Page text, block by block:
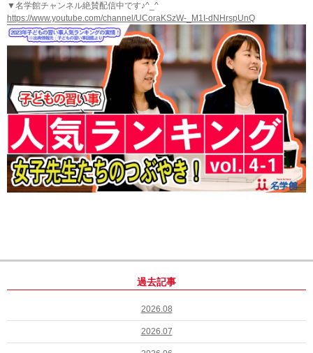
▼名学館チャンネル絶賛配信中です♪^_^
https://www.youtube.com/channel/UCoraKSzW-_M1I-dNHrspUnQ
過去記事
2026.08
2026.07